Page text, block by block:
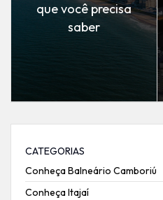
que você precisa
saber
CATEGORIAS
Conheça Balneário Camboriú
Conheça Itajaí